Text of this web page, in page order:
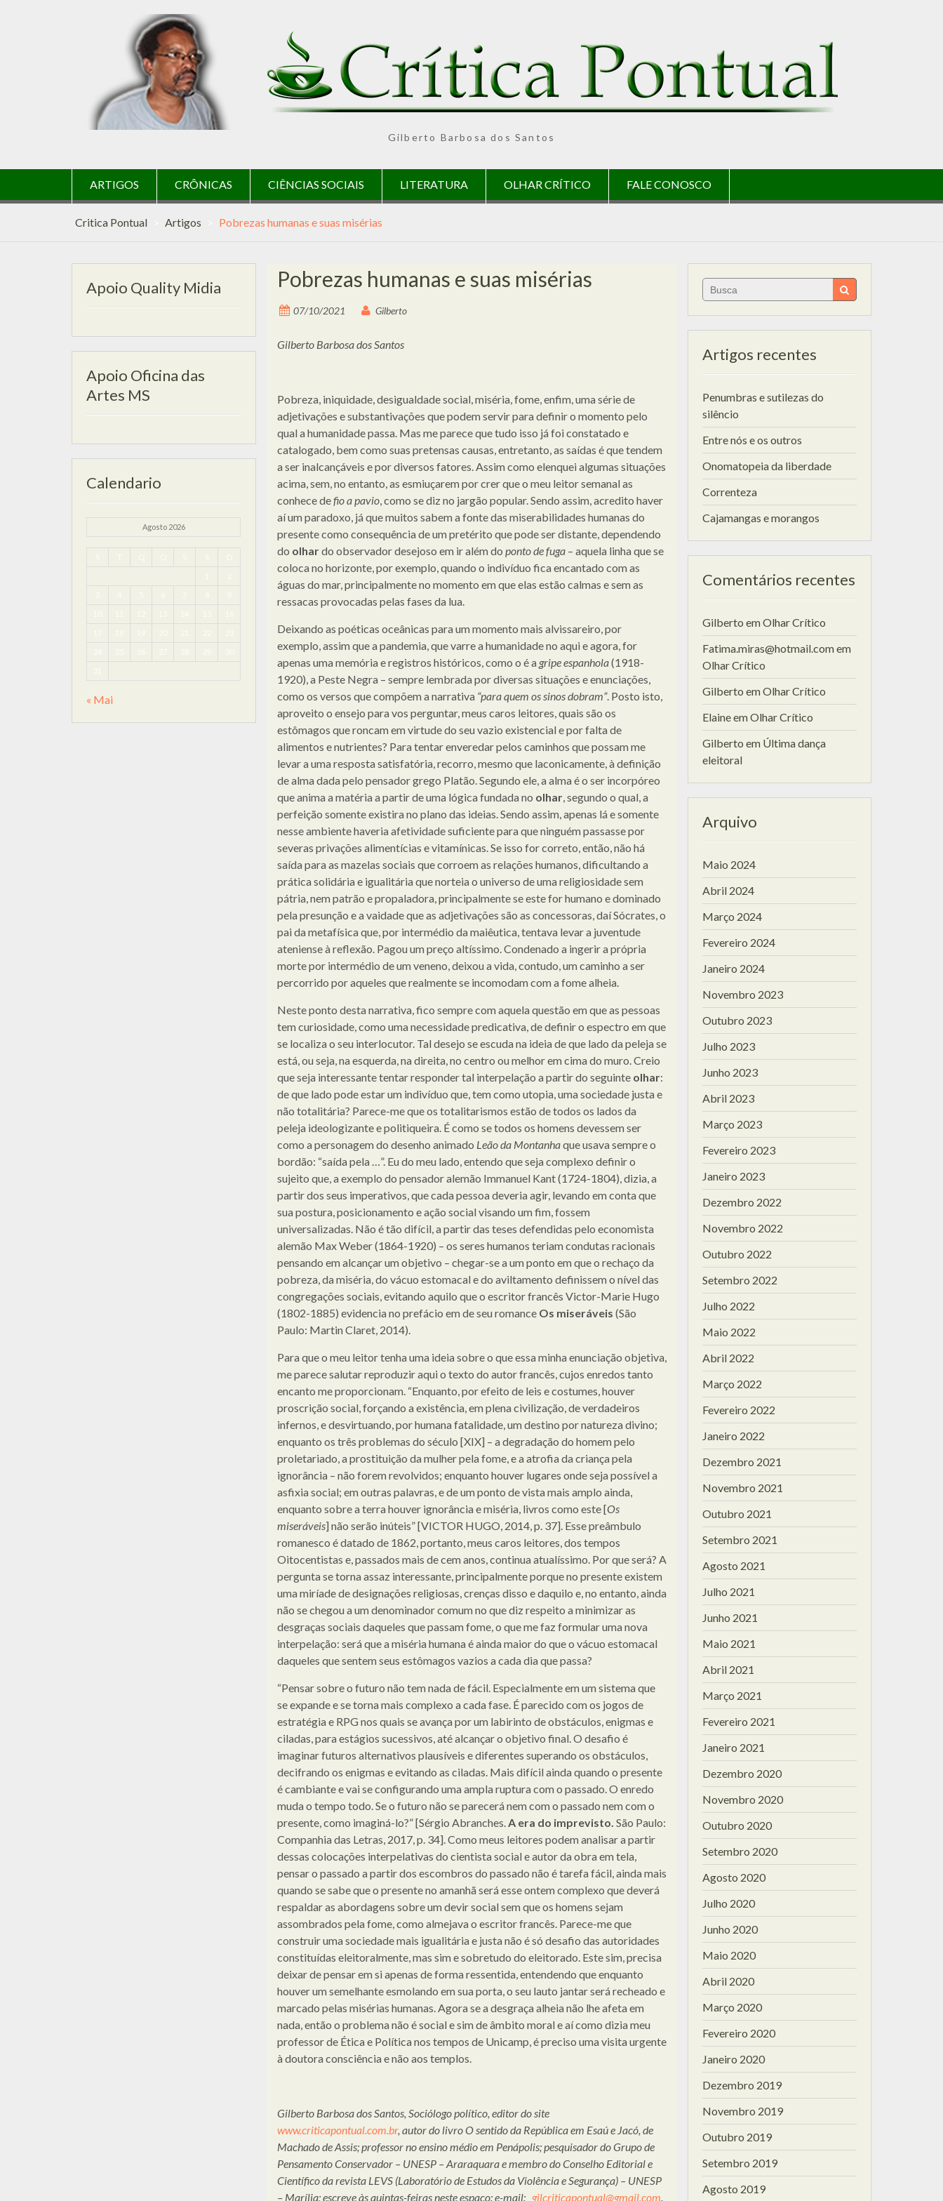
Gilberto Barbosa dos Santos
ARTIGOS CRÔNICAS CIÊNCIAS SOCIAIS LITERATURA OLHAR CRÍTICO FALE CONOSCO
Critica Pontual Artigos Pobrezas humanas e suas misérias
Pobrezas humanas e suas misérias
07/10/2021 Gilberto
Gilberto Barbosa dos Santos
Pobreza, iniquidade, desigualdade social, miséria, fome, enfim, uma série de
adjetivações e substantivações que podem servir para definir o momento pelo
qual a humanidade passa. Mas me parece que tudo isso já foi constatado e
catalogado, bem como suas pretensas causas, entretanto, as saídas é que tendem
a ser inalcançáveis e por diversos fatores. Assim como elenquei algumas situações
acima, sem, no entanto, as esmiuçarem por crer que o meu leitor semanal as
conhece defio a pavio, como se diz no jargão popular. Sendo assim, acredito haver
aí um paradoxo, já que muitos sabem a fonte das miserabilidades humanas do
presente como consequência de um pretérito que pode ser distante, dependendo
do olhardo observador desejoso em ir além do ponto de fuga– aquela linha que se
coloca no horizonte, por exemplo, quando o indivíduo fica encantado com as
águas do mar, principalmente no momento em que elas estão calmas e sem as
ressacas provocadas pelas fases da lua.
Deixando as poéticas oceânicas para um momento mais alvissareiro, por
exemplo, assim que a pandemia, que varre a humanidade no aqui e agora, for
apenas uma memória e registros históricos, como o é a gripe espanhola(1918-
1920), a Peste Negra – sempre lembrada por diversas situações e enunciações,
como os versos que compõem a narrativa “para quem os sinos dobram”. Posto isto,
aproveito o ensejo para vos perguntar, meus caros leitores, quais são os
estômagos que roncam em virtude do seu vazio existencial e por falta de
alimentos e nutrientes? Para tentar enveredar pelos caminhos que possam me
levar a uma resposta satisfatória, recorro, mesmo que laconicamente, à definição
de alma dada pelo pensador grego Platão. Segundo ele, a alma é o ser incorpóreo
que anima a matéria a partir de uma lógica fundada no olhar, segundo o qual, a
perfeição somente existira no plano das ideias. Sendo assim, apenas lá e somente
nesse ambiente haveria afetividade suficiente para que ninguém passasse por
severas privações alimentícias e vitamínicas. Se isso for correto, então, não há
saída para as mazelas sociais que corroem as relações humanos, dificultando a
prática solidária e igualitária que norteia o universo de uma religiosidade sem
pátria, nem patrão e propaladora, principalmente se este for humano e dominado
pela presunção e a vaidade que as adjetivações são as concessoras, daí Sócrates, o
pai da metafísica que, por intermédio da maiêutica, tentava levar a juventude
ateniense à reflexão. Pagou um preço altíssimo. Condenado a ingerir a própria
morte por intermédio de um veneno, deixou a vida, contudo, um caminho a ser
percorrido por aqueles que realmente se incomodam com a fome alheia.
Neste ponto desta narrativa, fico sempre com aquela questão em que as pessoas
tem curiosidade, como uma necessidade predicativa, de definir o espectro em que
se localiza o seu interlocutor. Tal desejo se escuda na ideia de que lado da peleja se
está, ou seja, na esquerda, na direita, no centro ou melhor em cima do muro. Creio
que seja interessante tentar responder tal interpelação a partir do seguinte olhar:
de que lado pode estar um indivíduo que, tem como utopia, uma sociedade justa e
não totalitária? Parece-me que os totalitarismos estão de todos os lados da
peleja ideologizante e politiqueira. É como se todos os homens devessem ser
como a personagem do desenho animado Leão da Montanhaque usava sempre o
bordão: “saída pela …”. Eu do meu lado, entendo que seja complexo definir o
sujeito que, a exemplo do pensador alemão Immanuel Kant (1724-1804), dizia, a
partir dos seus imperativos, que cada pessoa deveria agir, levando em conta que
sua postura, posicionamento e ação social visando um fim, fossem
universalizadas. Não é tão difícil, a partir das teses defendidas pelo economista
alemão Max Weber (1864-1920) – os seres humanos teriam condutas racionais
pensando em alcançar um objetivo – chegar-se a um ponto em que o rechaço da
pobreza, da miséria, do vácuo estomacal e do aviltamento definissem o nível das
congregações sociais, evitando aquilo que o escritor francês Victor-Marie Hugo
(1802-1885) evidencia no prefácio em de seu romance Os miseráveis (São
Paulo: Martin Claret, 2014).
Para que o meu leitor tenha uma ideia sobre o que essa minha enunciação objetiva,
me parece salutar reproduzir aqui o texto do autor francês, cujos enredos tanto
encanto me proporcionam. “Enquanto, por efeito de leis e costumes, houver
proscrição social, forçando a existência, em plena civilização, de verdadeiros
infernos, e desvirtuando, por humana fatalidade, um destino por natureza divino;
enquanto os três problemas do século [XIX] – a degradação do homem pelo
proletariado, a prostituição da mulher pela fome, e a atrofia da criança pela
ignorância – não forem revolvidos; enquanto houver lugares onde seja possível a
asfixia social; em outras palavras, e de um ponto de vista mais amplo ainda,
enquanto sobre a terra houver ignorância e miséria, livros como este [Os
miseráveis] não serão inúteis” [VICTOR HUGO, 2014, p. 37]. Esse preâmbulo
romanesco é datado de 1862, portanto, meus caros leitores, dos tempos
Oitocentistas e, passados mais de cem anos, continua atualíssimo. Por que será? A
pergunta se torna assaz interessante, principalmente porque no presente existem
uma miríade de designações religiosas, crenças disso e daquilo e, no entanto, ainda
não se chegou a um denominador comum no que diz respeito a minimizar as
desgraças sociais daqueles que passam fome, o que me faz formular uma nova
interpelação: será que a miséria humana é ainda maior do que o vácuo estomacal
daqueles que sentem seus estômagos vazios a cada dia que passa?
“Pensar sobre o futuro não tem nada de fácil. Especialmente em um sistema que
se expande e se torna mais complexo a cada fase. É parecido com os jogos de
estratégia e RPG nos quais se avança por um labirinto de obstáculos, enigmas e
ciladas, para estágios sucessivos, até alcançar o objetivo final. O desafio é
imaginar futuros alternativos plausíveis e diferentes superando os obstáculos,
decifrando os enigmas e evitando as ciladas. Mais difícil ainda quando o presente
é cambiante e vai se configurando uma ampla ruptura com o passado. O enredo
muda o tempo todo. Se o futuro não se parecerá nem com o passado nem com o
presente, como imaginá-lo?” [Sérgio Abranches.A era do imprevisto. São Paulo:
Companhia das Letras, 2017, p. 34]. Como meus leitores podem analisar a partir
dessas colocações interpelativas do cientista social e autor da obra em tela,
pensar o passado a partir dos escombros do passado não é tarefa fácil, ainda mais
quando se sabe que o presente no amanhã será esse ontem complexo que deverá
respaldar as abordagens sobre um devir social sem que os homens sejam
assombrados pela fome, como almejava o escritor francês. Parece-me que
construir uma sociedade mais igualitária e justa não é só desafio das autoridades
constituídas eleitoralmente, mas sim e sobretudo do eleitorado. Este sim, precisa
deixar de pensar em si apenas de forma ressentida, entendendo que enquanto
houver um semelhante esmolando em sua porta, o seu lauto jantar será recheado e
marcado pelas misérias humanas. Agora se a desgraça alheia não lhe afeta em
nada, então o problema não é social e sim de âmbito moral e aí como dizia meu
professor de Ética e Política nos tempos de Unicamp, é preciso uma visita urgente
à doutora consciência e não aos templos.
Gilberto Barbosa dos Santos, Sociólogo político, editor do site
www.criticapontual.com.br, autor do livro O sentido da República em Esaú e Jacó, de
Machado de Assis; professor no ensino médio em Penápolis; pesquisador do Grupo de
Pensamento Conservador – UNESP – Araraquara e membro do Conselho Editorial e
Científico da revista LEVS (Laboratório de Estudos da Violência e Segurança) – UNESP
– Marília; escreve às quintas-feiras neste espaço: e-mail: gilcriticapontual@gmail.com.
Search
for:
Artigos recentes
Penumbras e sutilezas do
silêncio
Entre nós e os outros
Onomatopeia da liberdade
Correnteza
Cajamangas e morangos
Comentários recentes
Gilberto emOlhar Crítico
Fatima.miras@hotmail.comem
Olhar Crítico
Gilberto emOlhar Crítico
ElaineemOlhar Crítico
Gilberto em Última dança
eleitoral
Arquivo
Maio 2024
Abril 2024
Março 2024
Fevereiro 2024
Janeiro 2024
Novembro 2023
Outubro 2023
Julho 2023
Junho 2023
Abril 2023
Março 2023
Fevereiro 2023
Janeiro 2023
Dezembro 2022
Novembro 2022
Outubro 2022
Setembro 2022
Julho 2022
Maio 2022
Abril 2022
Março 2022
Fevereiro 2022
Janeiro 2022
Dezembro 2021
Novembro 2021
Outubro 2021
Setembro 2021
Agosto 2021
Julho 2021
Junho 2021
Maio 2021
Abril 2021
Março 2021
Fevereiro 2021
Janeiro 2021
Dezembro 2020
Novembro 2020
Outubro 2020
Setembro 2020
Agosto 2020
Julho 2020
Junho 2020
Maio 2020
Abril 2020
Março 2020
Fevereiro 2020
Janeiro 2020
Dezembro 2019
Novembro 2019
Outubro 2019
Setembro 2019
Agosto 2019
Apoio Quality Midia
Apoio Oficina das
Artes MS
Calendario
Agosto 2026
S T Q Q S S D
1
3 4 5 6 7 8 9
10 11 12 13 14 15 16
17 18 19 20 21 23
24 25 26 27 28 29 30
31
« Mai